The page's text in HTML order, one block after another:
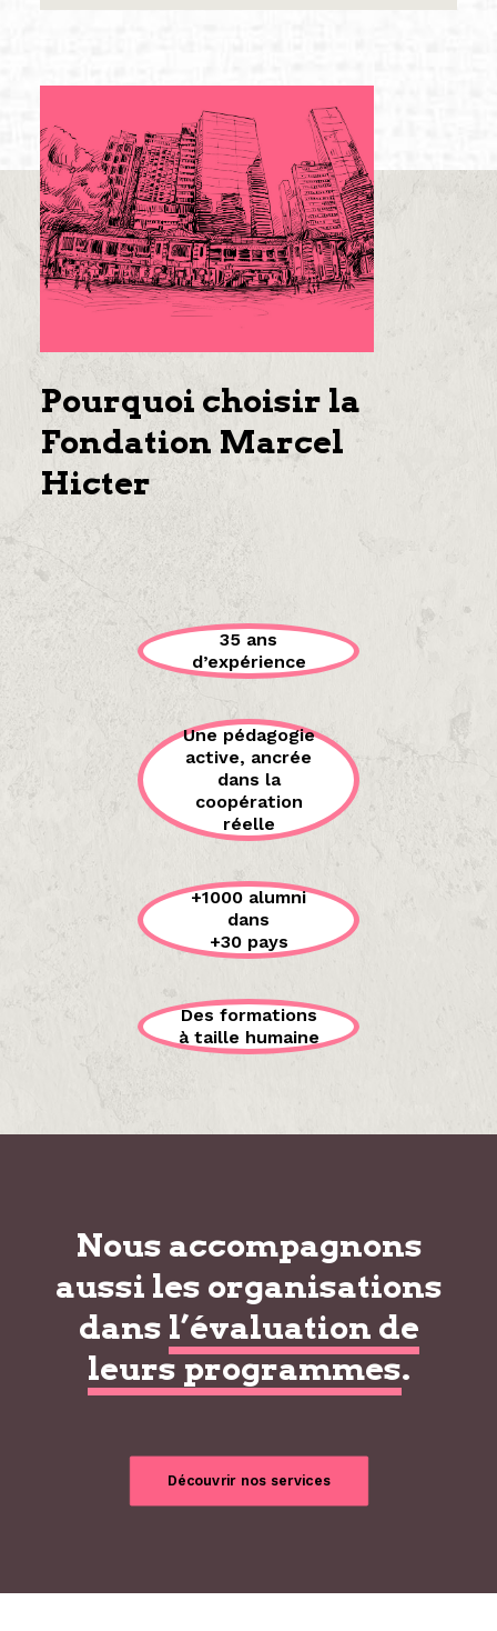
Pourquoi choisir la
Fondation Marcel
Hicter
35 ans
d’expérience
Une pédagogie
active, ancrée
dans la
coopération
réelle
+1000 alumni
dans
+30 pays
Des formations
à taille humaine
Nous accompagnons
aussi les organisations
dans l’évaluation de
leurs programmes.
Découvrir nos services